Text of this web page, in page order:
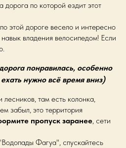
по которой ездит этот
этой дороге весело и интересно
владения велосипедом! Если
понравилась, особенно
нужно всё время вниз)
лесников, там есть колонка,
забыл, это территория
пропуск заранее, сети
Фагуа", спускайтесь